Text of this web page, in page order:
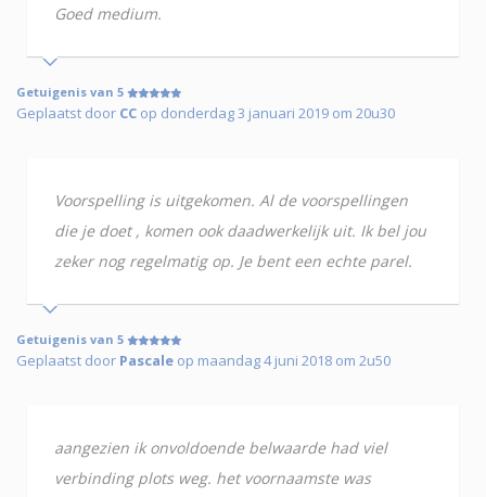
Goed medium.
Getuigenis van 5
Geplaatst door CC op donderdag 3 januari 2019 om 20u30
Voorspelling is uitgekomen. Al de voorspellingen
die je doet , komen ook daadwerkelijk uit. Ik bel jou
zeker nog regelmatig op. Je bent een echte parel.
Getuigenis van 5
Geplaatst door Pascale op maandag 4 juni 2018 om 2u50
aangezien ik onvoldoende belwaarde had viel
verbinding plots weg. het voornaamste was